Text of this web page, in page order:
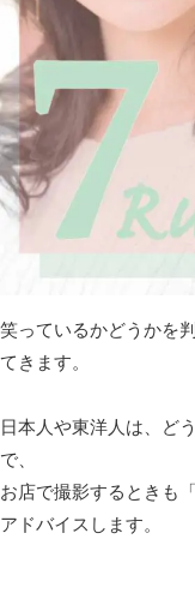
笑っているかどうかを
てきます。
日本人や東洋人は、ど
で、
お店で撮影するときも
アドバイスします。